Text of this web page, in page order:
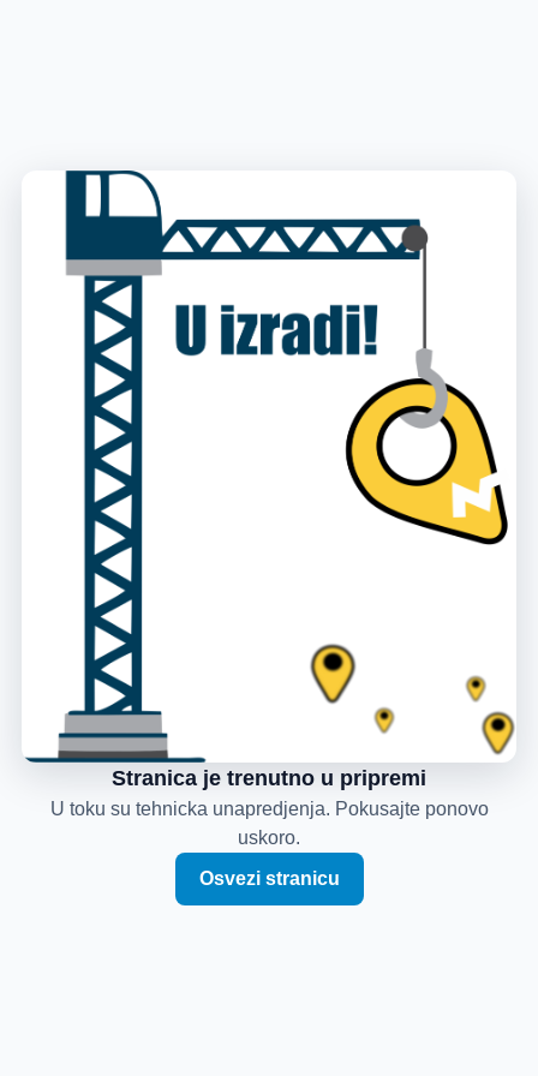
Stranica je trenutno u pripremi
U toku su tehnicka unapredjenja. Pokusajte ponovo
uskoro.
Osvezi stranicu